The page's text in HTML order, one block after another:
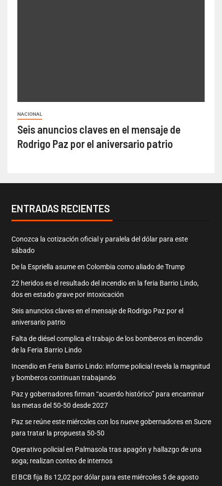
NACIONAL
Seis anuncios claves en el mensaje de
Rodrigo Paz por el aniversario patrio
ENTRADAS RECIENTES
Conozca la cotización oficial y paralela del dólar para este
sábado
De la Espriella asume en Colombia como aliado de Trump
22 heridos es el resultado del incendio en la feria Barrio Lindo,
dos en estado grave por intoxicación
Seis anuncios claves en el mensaje de Rodrigo Paz por el
aniversario patrio
Falta de diésel complica el trabajo de los bomberos en incendio
de la Feria Barrio Lindo
Incendio en Feria Barrio Lindo: informe policial revela la magnitud
y bomberos continuan trabajando
Paz y gobernadores firman “acuerdo histórico” para encaminar
las metas del 50-50 desde 2027
Paz se reúne este miércoles con los nueve gobernadores en Sucre
para tratar la propuesta 50-50
Operativo policial en Palmasola tras apagón y hallazgo de una
soga; realizan conteo de internos
El BCB fija Bs 12,02 por dólar para este miércoles 5 de agosto